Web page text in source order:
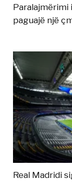
Paralajmërimi
paguajë një
Real Madridi